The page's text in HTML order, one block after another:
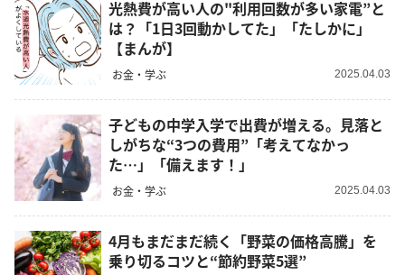
光熱費が高い人の"利用回数が多い家電”と
は？「1日3回動かしてた」「たしかに」
【まんが】
お金・学ぶ 2025.04.03
子どもの中学入学で出費が増える。見落と
しがちな“3つの費用”「考えてなかっ
た…」「備えます！」
お金・学ぶ 2025.04.03
4月もまだまだ続く「野菜の価格高騰」を
乗り切るコツと“節約野菜5選”